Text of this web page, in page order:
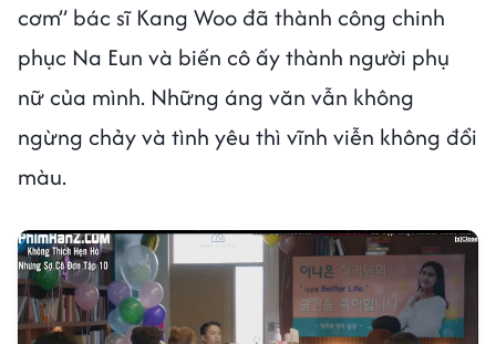
cơm” bác sĩ Kang Woo đã thành công chinh
phục Na Eun và biến cô ấy thành người phụ
nữ của mình. Những áng văn vẫn không
ngừng chảy và tình yêu thì vĩnh viễn không đổi
màu.